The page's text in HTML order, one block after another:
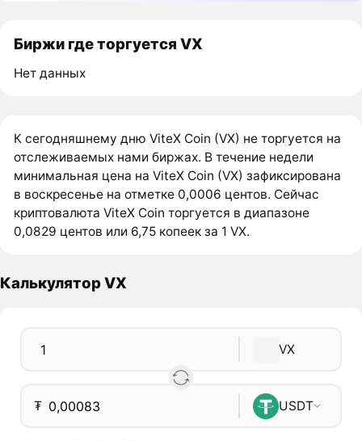
Биржи где торгуется VX
Нет данных
К сегодняшнему дню ViteX Coin (VX) не торгуется на
отслеживаемых нами биржах. В течение недели
минимальная цена на ViteX Coin (VX) зафиксирована
в воскресенье на отметке 0,0006 центов. Сейчас
криптовалюта ViteX Coin торгуется в диапазоне
0,0829 центов или 6,75 копеек за 1 VX.
Калькулятор VX
VX
₮ USDT